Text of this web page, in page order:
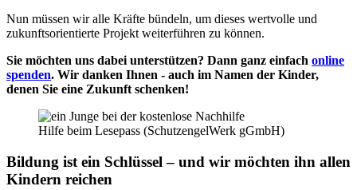
Nun müssen wir alle Kräfte bündeln, um dieses wertvolle und
zukunftsorientierte Projekt weiterführen zu können.
Sie möchten uns dabei unterstützen? Dann ganz einfach online
spenden. Wir danken Ihnen - auch im Namen der Kinder,
denen Sie eine Zukunft schenken!
Hilfe beim Lesepass (SchutzengelWerk gGmbH)
Bildung ist ein Schlüssel – und wir möchten ihn allen
Kindern reichen